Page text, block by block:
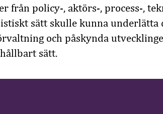
från policy-, aktörs-, process-,
sätt skulle kunna
och påskynda
sätt.